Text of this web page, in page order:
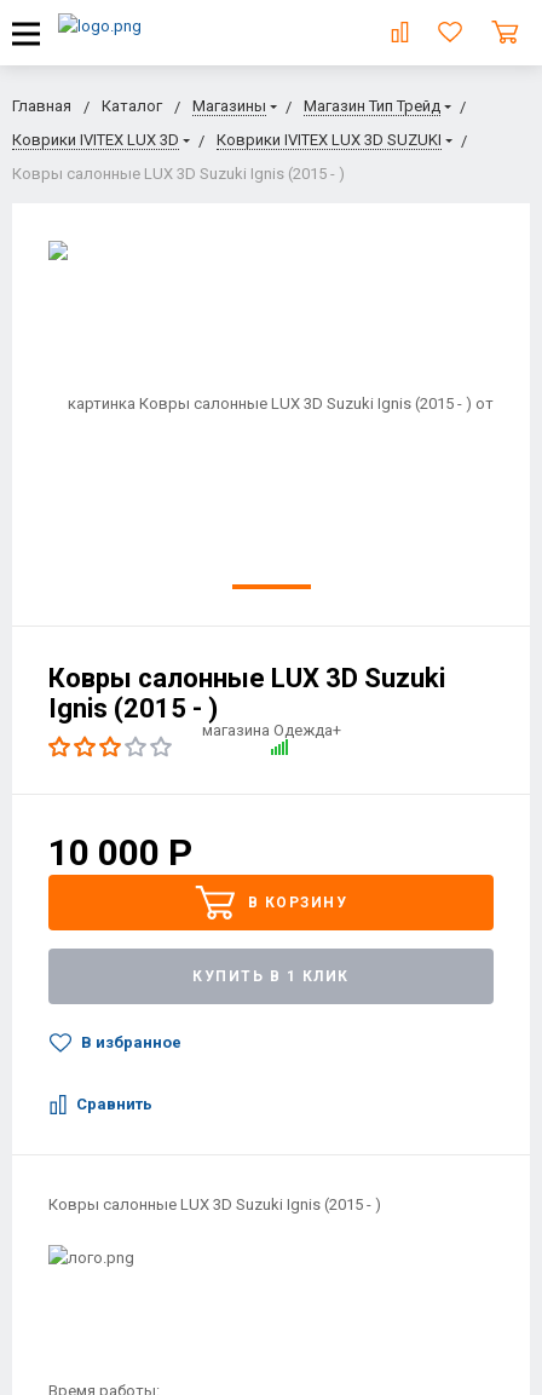
Главная Каталог Магазины
Магазин Тип Трейд
Коврики IVITEX LUX 3D
Коврики IVITEX LUX 3D SUZUKI
Ковры салонные LUX 3D Suzuki Ignis (2015 - )
Ковры салонные LUX 3D Suzuki
Ignis (2015 - )
10 000 Р
В КОРЗИНУ
КУПИТЬ В 1 КЛИК
В избранное
Сравнить
Ковры салонные LUX 3D Suzuki Ignis (2015 - )
Время работы: